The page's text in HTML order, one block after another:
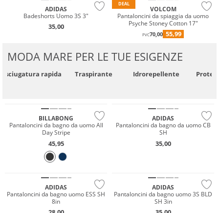
ADIDAS
Badeshorts Uomo 3S 3"
35,00
DEAL
VOLCOM
Pantaloncini da spiaggia da uomo
Psyche Stoney Cotton 17"
PVC70,00 55,99
MODA MARE PER LE TUE ESIGENZE
Asciugatura rapida Traspirante Idrorepellente
BILLABONG
Pantaloncini da bagno da uomo All
Day Stripe
45,95
ADIDAS
Pantaloncini da bagno da uomo CB
SH
35,00
ADIDAS
Pantaloncini da bagno uomo ESS SH
8in
ADIDAS
Pantaloncini da bagno uomo 3S BLD
SH 3in